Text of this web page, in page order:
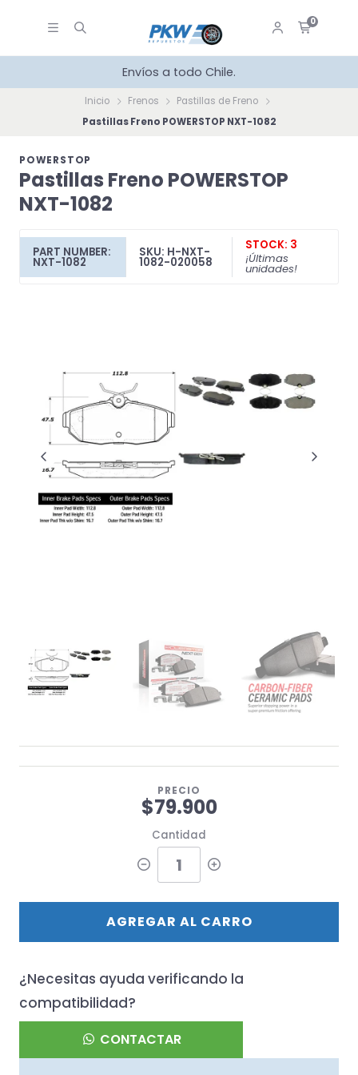
0
Envíos a todo Chile.
Inicio Frenos
Pastillas de Freno
Pastillas Freno POWERSTOP NXT-1082
POWERSTOP
Pastillas Freno POWERSTOP
NXT-1082
PART NUMBER:
NXT-1082
SKU: H-NXT-
1082-020058
STOCK: 3
¡Últimas
unidades!
PRECIO
$79.900
Cantidad
AGREGAR AL CARRO
¿Necesitas ayuda verificando la
compatibilidad?
CONTACTAR